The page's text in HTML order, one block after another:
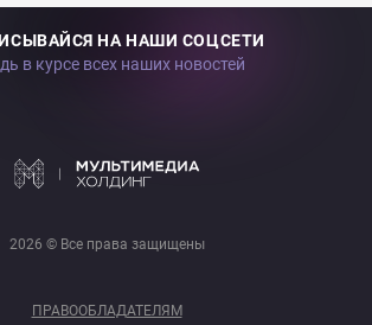
НА НАШИ СОЦСЕТИ
в курсе всех наших новостей
2026 © Все права защищены
ПРАВООБЛАДАТЕЛЯМ